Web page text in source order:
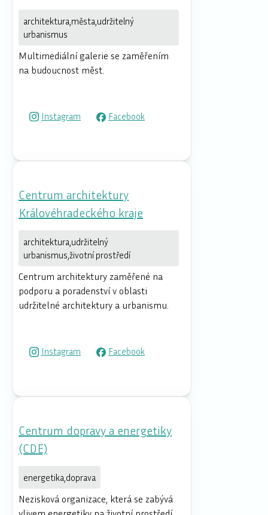
architektura,města,udržitelný
urbanismus
Multimediální galerie se zaměřením
na budoucnost měst.
Instagram Facebook
Centrum architektury
Královéhradeckého kraje
architektura,udržitelný
urbanismus,životní prostředí
Centrum architektury zaměřené na
podporu a poradenství v oblasti
udržitelné architektury a urbanismu.
Instagram Facebook
Centrum dopravy a energetiky
(CDE)
energetika,doprava
Nezisková organizace, která se zabývá